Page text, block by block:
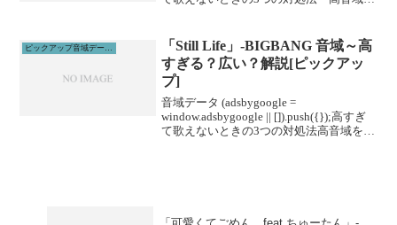
メージ3、...
「Still Life」-BIGBANG 音域～高
すぎる？広い？解説[ピックアッ
プ]
音域データ (adsbygoogle =
window.adsbygoogle || []).push({});高すぎ
て歌えないときの3つの対処法高音域を広